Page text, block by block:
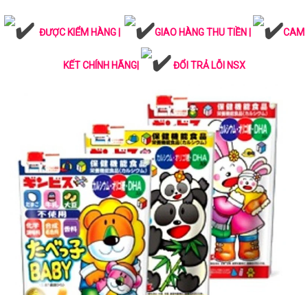
ĐƯỢC KIỂM HÀNG | GIAO HÀNG THU TIỀN | CAM
KẾT CHÍNH HÃNG| ĐỔI TRẢ LỖI NSX